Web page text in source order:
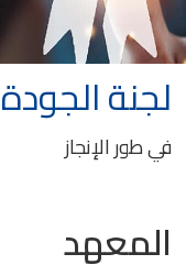
المعهد
لجنة الجودة
في طور الإنجاز